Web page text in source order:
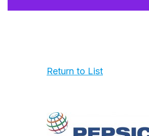
Return to List